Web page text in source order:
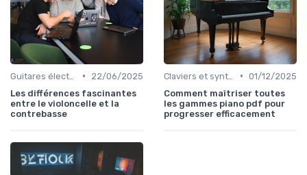
•
22/06/2025
Les différences fascinantes
entre le violoncelle et la
contrebasse
• 01/12/2025
Comment maîtriser toutes
les gammes piano pdf pour
progresser efficacement